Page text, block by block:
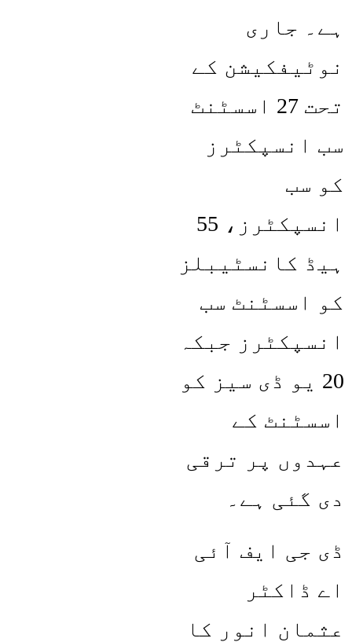
ہے۔ جاری
نوٹیفکیشن کے
تحت 27 اسسٹنٹ
سب انسپکٹرز
کو سب
انسپکٹرز، 55
ہیڈ کانسٹیبلز
کو اسسٹنٹ سب
انسپکٹرز جبکہ
20 یو ڈی سیز کو
اسسٹنٹ کے
عہدوں پر ترقی
دی گئی ہے۔
ڈی جی ایف آئی
اے ڈاکٹر
عثمان انور کا